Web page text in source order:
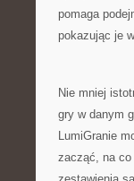
pomaga
pokazując je
Nie mniej
gry w danym
LumiGranie
zacząć, na co